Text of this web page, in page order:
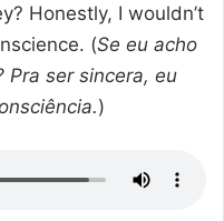
Honestly, I wouldn’t
(Se eu acho
Pra ser sincera, eu
)